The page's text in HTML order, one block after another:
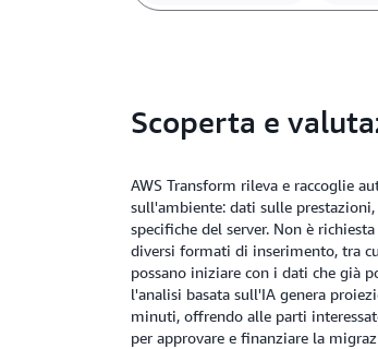
Scoperta e
AWS Transform rileva e raccoglie
sull'ambiente: dati sulle
specifiche del server. Non è
diversi formati di inserimento, tra
possano iniziare con i dati che già
l'analisi basata sull'IA genera
minuti, offrendo alle parti
per approvare e finanziare la